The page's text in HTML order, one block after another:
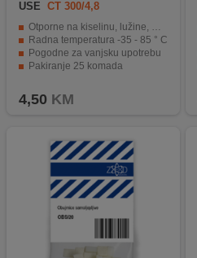
USE CT 300/4,8
Otporne na kiselinu, lužine, UV zračenje
Radna temperatura -35 - 85 ° C
Pogodne za vanjsku upotrebu
Pakiranje 25 komada
4,50 KM